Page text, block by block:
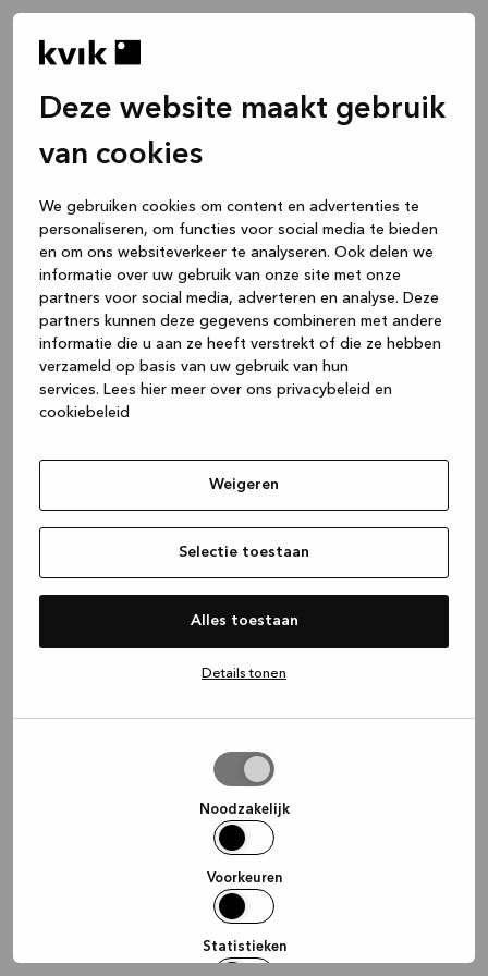
Deze website maakt gebruik
van cookies
We gebruiken cookies om content en advertenties te
personaliseren, om functies voor social media te bieden
en om ons websiteverkeer te analyseren. Ook delen we
informatie over uw gebruik van onze site met onze
partners voor social media, adverteren en analyse. Deze
partners kunnen deze gegevens combineren met andere
informatie die u aan ze heeft verstrekt of die ze hebben
verzameld op basis van uw gebruik van hun
services. Lees hier meer over ons privacybeleid en
cookiebeleid
Weigeren
Selectie toestaan
Alles toestaan
Details tonen
Noodzakelijk
Voorkeuren
Statistieken
(see the browser console for more
information).